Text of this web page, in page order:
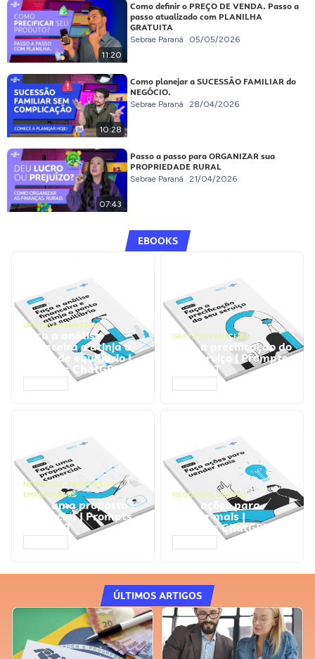
11:20
Como definir o PREÇO DE VENDA. Passo a
passo atualizado com PLANILHA
GRATUITA
Sebrae Paraná 05/05/2026
10:28
Como planejar a SUCESSÃO FAMILIAR do
NEGÓCIO.
Sebrae Paraná 28/04/2026
07:43
Passo a passo para ORGANIZAR sua
PROPRIEDADE RURAL
Sebrae Paraná 21/04/2026
EBOOKS
GESTÃO FINANCEIRA
Faça a análise
financeira e atinja o
ponto de equilíbrio |
Prompts ChatGPT
GESTÃO FINANCEIRA
Faça a precificação do
seu serviço | Prompts
ChatGPT
NEGÓCIOS, PROCESSOS
EMPRESARIAIS
Faça uma proposta
comercial | Prompts
ChatGPT
NEGÓCIOS, VENDAS
Faça ações para
vender mais |
Prompts ChatGPT
ÚLTIMOS ARTIGOS